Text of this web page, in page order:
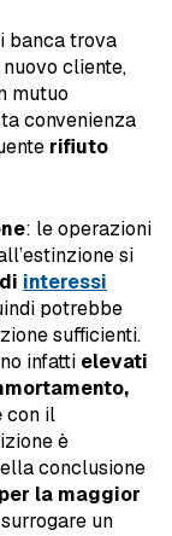
banca trova
cliente,
mutuo
convenienza
rifiuto
: le operazioni
si
interessi
potrebbe
sufficienti.
infatti elevati
con il
è
conclusione
la maggior
un